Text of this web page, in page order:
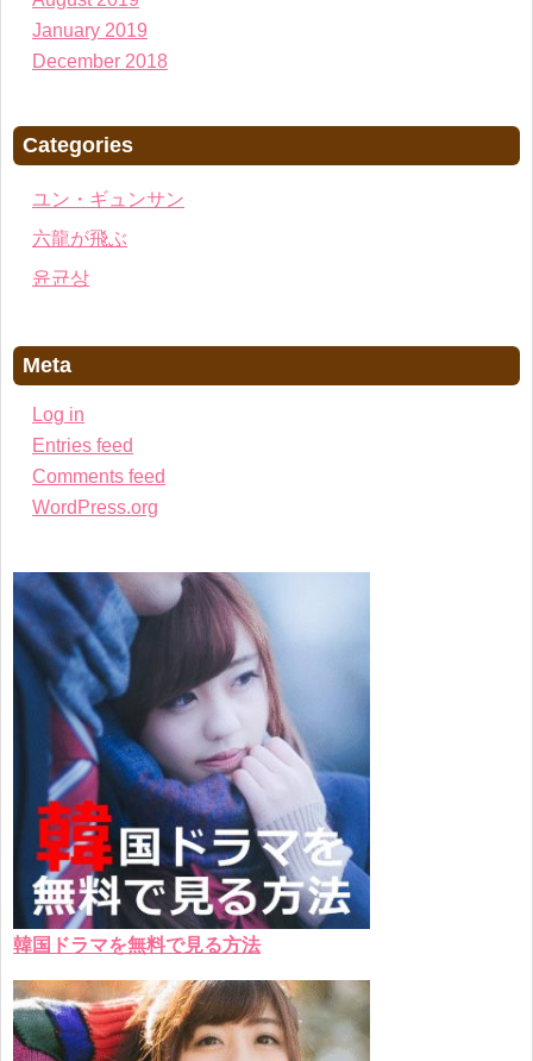
January 2019
December 2018
Categories
ユン・ギュンサン
六龍が飛ぶ
윤균상
Meta
Log in
Entries feed
Comments feed
WordPress.org
韓国ドラマを無料で見る方法